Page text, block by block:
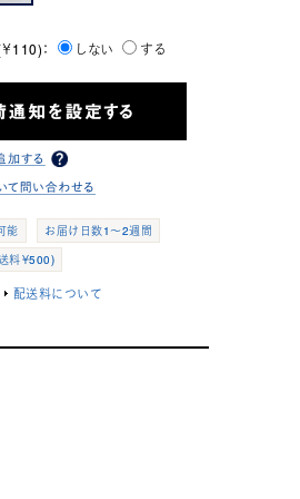
110)： しない する
能
お届け日数1～2週間
料￥500)
配送料について